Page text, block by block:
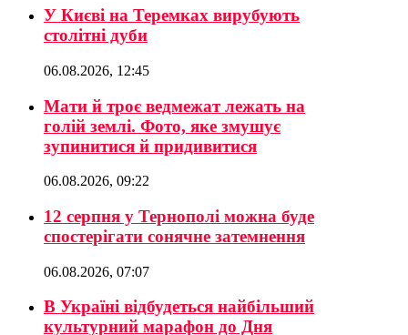
У Києві на Теремках вирубують
столітні дуби
06.08.2026, 12:45
Мати й троє ведмежат лежать на
голій землі. Фото, яке змушує
зупинитися й придивитися
06.08.2026, 09:22
12 серпня у Тернополі можна буде
спостерігати сонячне затемнення
06.08.2026, 07:07
В Україні відбудеться найбільший
культурний марафон до Дня